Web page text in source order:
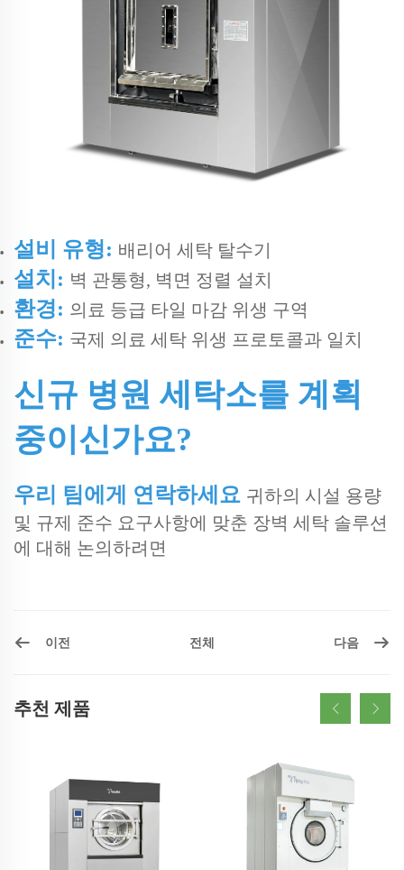
설비 유형: 배리어 세탁 탈수기
설치: 벽 관통형, 벽면 정렬 설치
환경: 의료 등급 타일 마감 위생 구역
준수: 국제 의료 세탁 위생 프로토콜과 일치
신규 병원 세탁소를 계획
중이신가요?
우리 팀에게 연락하세요 귀하의 시설 용량
및 규제 준수 요구사항에 맞춘 장벽 세탁 솔루션
에 대해 논의하려면
이전 전체 다음
추천 제품